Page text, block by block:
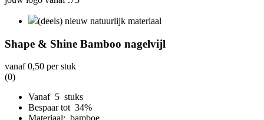
(deels) nieuw natuurlijk materiaal
Shape & Shine Bamboo nagelvijl
vanaf0,50 per stuk
(0)
Vanaf 5 stuks
Bespaar tot 34%